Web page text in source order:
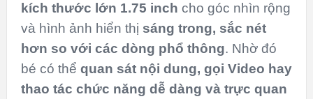
kích thước lớn 1.75 inch cho góc nhìn rộng
và hình ảnh hiển thị sáng trong, sắc nét
hơn so với các dòng phổ thông. Nhờ đó
bé có thể quan sát nội dung, gọi Video hay
thao tác chức năng dễ dàng và trực quan